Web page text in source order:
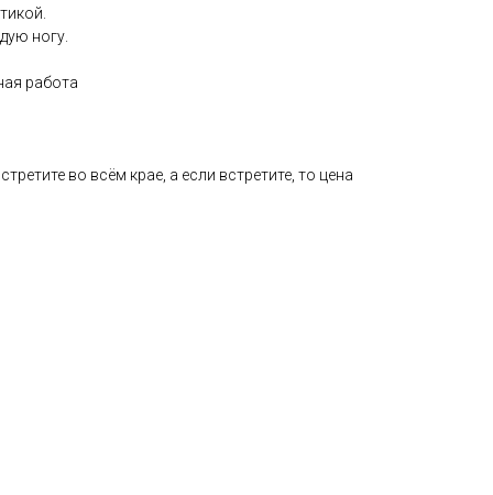
ногу.
работа
во всём крае, а если встретите, то цена